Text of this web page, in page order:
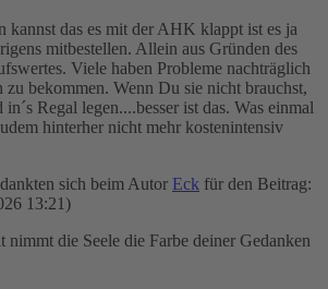
kannst das es mit der AHK klappt ist es ja
mitbestellen. Allein aus Gründen des
Viele haben Probleme nachträglich
bekommen. Wenn Du sie nicht brauchst,
Regal legen....besser ist das. Was einmal
hinterher nicht mehr kostenintensiv
sich beim Autor Eck für den Beitrag:
13:21)
die Seele die Farbe deiner Gedanken